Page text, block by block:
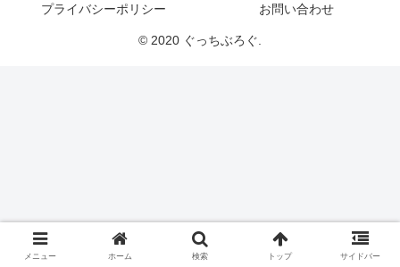
プライバシーポリシー
お問い合わせ
© 2020 ぐっちぶろぐ.
メニュー ホーム 検索 トップ サイドバー